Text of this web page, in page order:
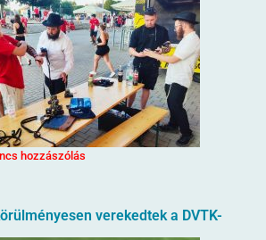
hozzászólás
verekedtek a DVTK-